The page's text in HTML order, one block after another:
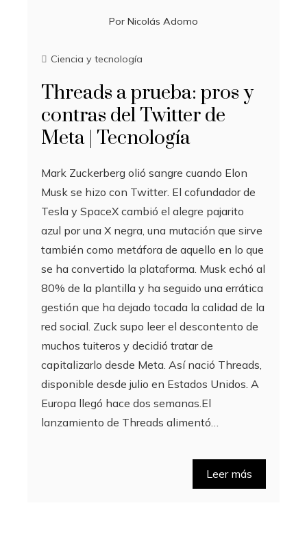
Por Nicolás Adomo
Ciencia y tecnología
Threads a prueba: pros y
contras del Twitter de
Meta | Tecnología
Mark Zuckerberg olió sangre cuando Elon
Musk se hizo con Twitter. El cofundador de
Tesla y SpaceX cambió el alegre pajarito
azul por una X negra, una mutación que sirve
también como metáfora de aquello en lo que
se ha convertido la plataforma. Musk echó al
80% de la plantilla y ha seguido una errática
gestión que ha dejado tocada la calidad de la
red social. Zuck supo leer el descontento de
muchos tuiteros y decidió tratar de
capitalizarlo desde Meta. Así nació Threads,
disponible desde julio en Estados Unidos. A
Europa llegó hace dos semanas.El
lanzamiento de Threads alimentó…
Leer más